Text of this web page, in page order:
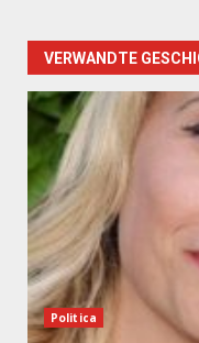
VERWANDTE
Politica